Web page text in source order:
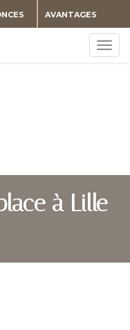
AVANTAGES
à Lille